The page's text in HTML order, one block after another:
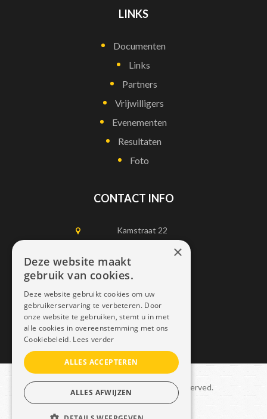
LINKS
Documenten
Links
Partners
Vrijwilligers
Evenementen
Resultaten
Foto
CONTACT INFO
Kamstraat 22
1750 Lennik
0497452898
info@dais.be
Copyright © 2021 Dais. All rights reserved.
Sitemap–GDPR
×
Deze website maakt
gebruik van cookies.
Deze website gebruikt cookies om uw
gebruikerservaring te verbeteren. Door
onze website te gebruiken, stemt u in met
alle cookies in overeenstemming met ons
Cookiebeleid. Lees verder
ALLES ACCEPTEREN
ALLES AFWIJZEN